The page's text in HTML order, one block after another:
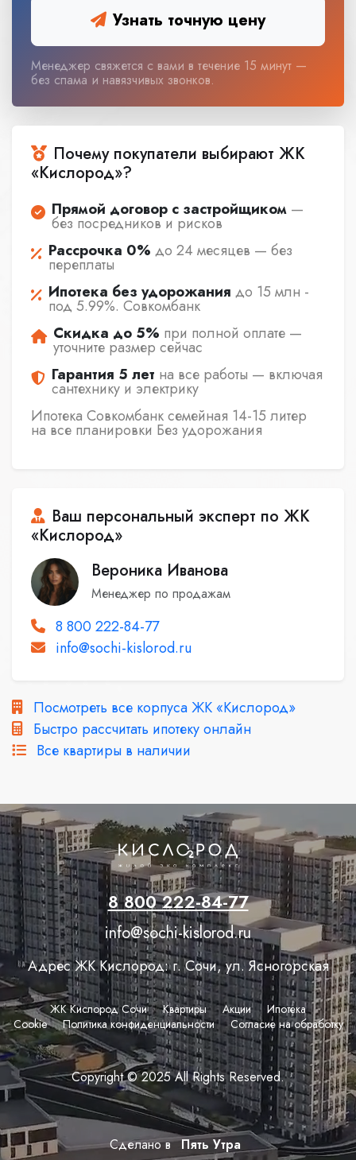
Узнать точную цену
Менеджер свяжется с вами в течение 15 минут —
без спама и навязчивых звонков.
Почему покупатели выбирают ЖК
«Кислород»?
Прямой договор с застройщиком —
без посредников и рисков
Рассрочка 0% до 24 месяцев — без
переплаты
Ипотека без удорожания до 15 млн -
под 5.99%. Совкомбанк
Скидка до 5% при полной оплате —
уточните размер сейчас
Гарантия 5 лет на все работы — включая
сантехнику и электрику
Ипотека Совкомбанк семейная 14-15 литер
на все планировки Без удорожания
Ваш персональный эксперт по ЖК
«Кислород»
Вероника Иванова
Менеджер по продажам
8 800 222-84-77
info@sochi-kislorod.ru
Посмотреть все корпуса ЖК «Кислород»
Быстро рассчитать ипотеку онлайн
Все квартиры в наличии
8 800 222-84-77
info@sochi-kislorod.ru
Адрес ЖК Кислород: г. Сочи, ул. Ясногорская
ЖК Кислород Сочи Квартиры Акции
Ипотека
Сookie
Политика конфиденциальности Согласие на обработку
Copyright © 2025 All Rights Reserved.
Сделано в Пять Утра